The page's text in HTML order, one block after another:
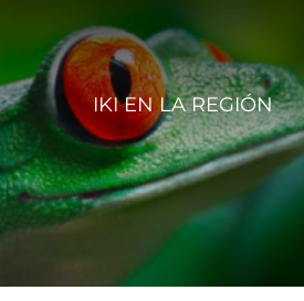
NAVIGATION
IKI EN LA REGIÓN